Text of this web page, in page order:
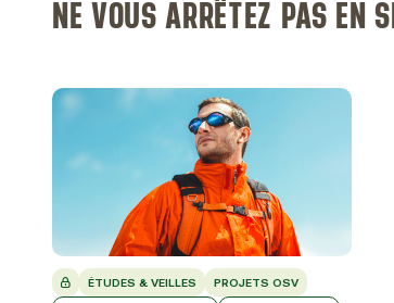
NE VOUS ARRÊTEZ PAS EN
ÉTUDES & VEILLES PROJETS OSV